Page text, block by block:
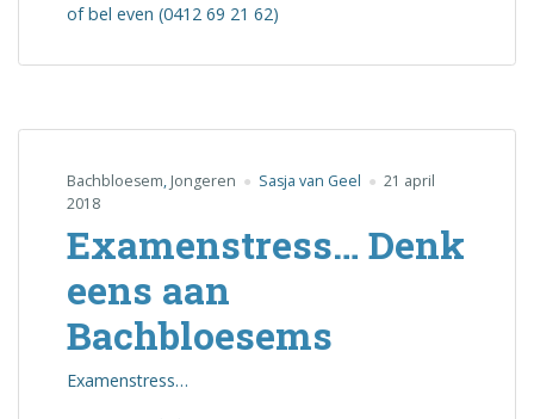
of bel even (0412 69 21 62)
Bachbloesem, Jongeren Sasja van Geel
21 april
2018
Examenstress… Denk
eens aan
Bachbloesems
Examenstress…